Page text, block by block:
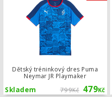
Dětský tréninkový dres Puma
Neymar JR Playmaker
799Kč 479Kč
Skladem